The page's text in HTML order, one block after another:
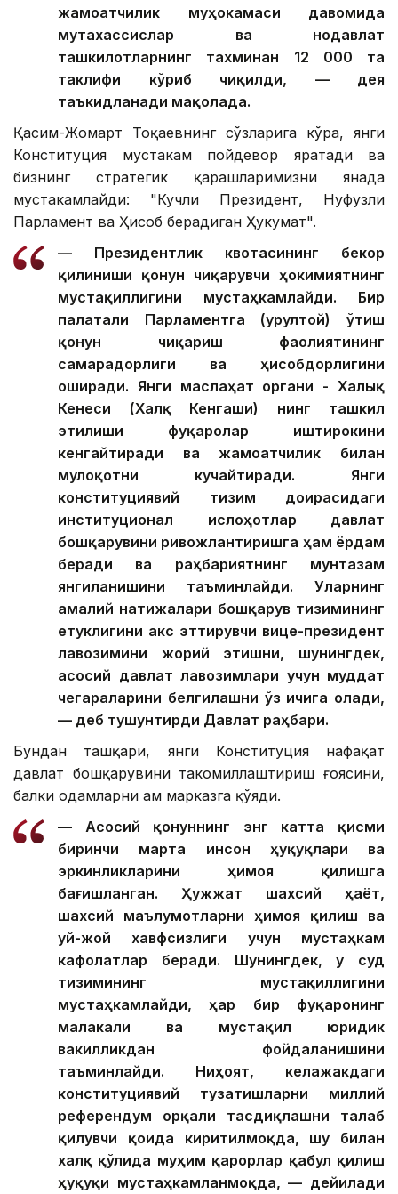
жамоатчилик муҳокамаси давомида
мутахассислар ва нодавлат
ташкилотларнинг тахминан 12 000 та
таклифи кўриб чиқилди, — дея
таъкидланади мақолада.
Қасим-Жомарт Тоқаевнинг сўзларига кўра, янги
Конституция мустаҳкам пойдевор яратади ва
бизнинг стратегик қарашларимизни янада
мустаҳкамлайди: "Кучли Президент, Нуфузли
Парламент ва Ҳисоб берадиган Ҳукумат".
— Президентлик квотасининг бекор
қилиниши қонун чиқарувчи ҳокимиятнинг
мустақиллигини мустаҳкамлайди. Бир
палатали Парламентга (Қурултой) ўтиш
қонун чиқариш фаолиятининг
самарадорлиги ва ҳисобдорлигини
оширади. Янги маслаҳат органи - Халық
Кенеси (Халқ Кенгаши) нинг ташкил
этилиши фуқаролар иштирокини
кенгайтиради ва жамоатчилик билан
мулоқотни кучайтиради. Янги
конституциявий тизим доирасидаги
институционал ислоҳотлар давлат
бошқарувини ривожлантиришга ҳам ёрдам
беради ва раҳбариятнинг мунтазам
янгиланишини таъминлайди. Уларнинг
амалий натижалари бошқарув тизимининг
етуклигини акс эттирувчи вице-президент
лавозимини жорий этишни, шунингдек,
асосий давлат лавозимлари учун муддат
чегараларини белгилашни ўз ичига олади,
— деб тушунтирди Давлат раҳбари.
Бундан ташқари, янги Конституция нафақат
давлат бошқарувини такомиллаштириш ғоясини,
балки одамларни ҳам марказга қўяди.
— Асосий қонуннинг энг катта қисми
биринчи марта инсон ҳуқуқлари ва
эркинликларини ҳимоя қилишга
бағишланган. Ҳужжат шахсий ҳаёт,
шахсий маълумотларни ҳимоя қилиш ва
уй-жой хавфсизлиги учун мустаҳкам
кафолатлар беради. Шунингдек, у суд
тизимининг мустақиллигини
мустаҳкамлайди, ҳар бир фуқаронинг
малакали ва мустақил юридик
вакилликдан фойдаланишини
таъминлайди. Ниҳоят, келажакдаги
конституциявий тузатишларни миллий
референдум орқали тасдиқлашни талаб
қилувчи қоида киритилмоқда, шу билан
халқ қўлида муҳим қарорлар қабул қилиш
ҳуқуқи мустаҳкамланмоқда, — дейилади